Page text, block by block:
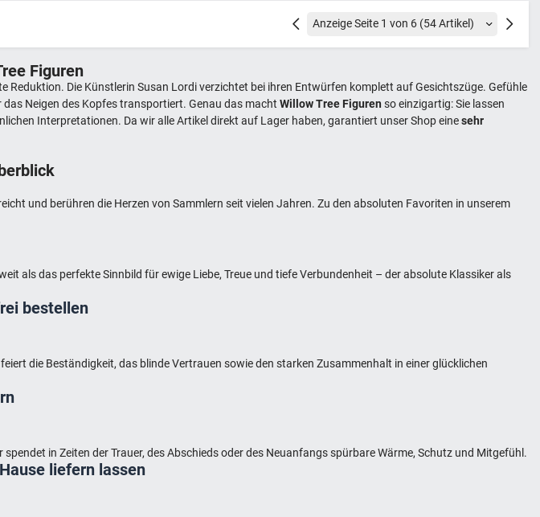
Vorherige Nächste
Figuren
Reduktion. Die Künstlerin Susan Lordi verzichtet bei ihren Entwürfen komplett auf Gesichtszüge. Gefühle
Neigen des Kopfes transportiert. Genau das machtWillow Tree Figuren so einzigartig: Sie lassen
Interpretationen. Da wir alle Artikel direkt auf Lager haben, garantiert unser Shop einesehr
und berühren die Herzen von Sammlern seit vielen Jahren. Zu den absoluten Favoriten in unserem
als das perfekte Sinnbild für ewige Liebe, Treue und tiefe Verbundenheit – der absolute Klassiker als
bestellen
die Beständigkeit, das blinde Vertrauen sowie den starken Zusammenhalt in einer glücklichen
in Zeiten der Trauer, des Abschieds oder des Neuanfangs spürbare Wärme, Schutz und Mitgefühl.
liefern lassen